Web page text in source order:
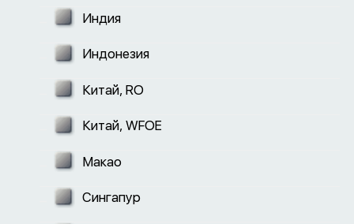
Индия
Индонезия
Китай, RO
Китай, WFOE
Макао
Сингапур